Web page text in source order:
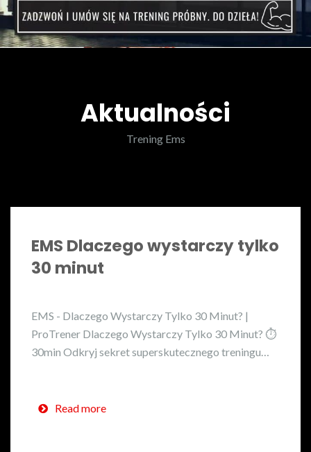
Aktualności
Trening Ems
EMS Dlaczego wystarczy tylko
30 minut
EMS - Dlaczego Wystarczy Tylko 30 Minut? |
ProTrener Dlaczego Wystarczy Tylko 30 Minut? ⏱️
30min Odkryj sekret superskutecznego treningu…
Read more